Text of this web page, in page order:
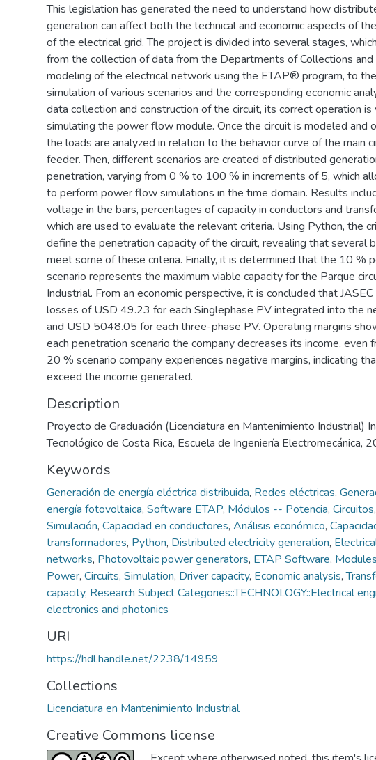
This legislation has generated the need to understand how
generation can affect both the technical and economic aspects of
of the electrical grid. The project is divided into several stages,
from the collection of data from the Departments of Collections and
modeling of the electrical network using the ETAP® program, to the
simulation of various scenarios and the corresponding economic
data collection and construction of the circuit, its correct operation
simulating the power flow module. Once the circuit is modeled and
the loads are analyzed in relation to the behavior curve of the main
feeder. Then, different scenarios are created of distributed
penetration, varying from 0 % to 100 % in increments of 5, which
to perform power flow simulations in the time domain. Results
voltage in the bars, percentages of capacity in conductors and
which are used to evaluate the relevant criteria. Using Python, the
define the penetration capacity of the circuit, revealing that several
meet some of these criteria. Finally, it is determined that the 10 %
scenario represents the maximum viable capacity for the Parque
Industrial. From an economic perspective, it is concluded that JASEC
losses of USD 49.23 for each Singlephase PV integrated into the
and USD 5048.05 for each three-phase PV. Operating margins
each penetration scenario the company decreases its income, even
20 % scenario company experiences negative margins, indicating
exceed the income generated.
Description
Proyecto de Graduación (Licenciatura en Mantenimiento Industrial)
Tecnológico de Costa Rica, Escuela de Ingeniería Electromecánica,
Keywords
Generación de energía eléctrica distribuida, Redes eléctricas,
energía fotovoltaica, Software ETAP, Módulos -- Potencia, Circuitos,
Simulación, Capacidad en conductores, Análisis económico,
transformadores, Python, Distributed electricity generation,
networks, Photovoltaic power generators, ETAP Software,
Power, Circuits, Simulation, Driver capacity, Economic analysis,
capacity, Research Subject Categories::TECHNOLOGY::Electrical
electronics and photonics
URI
https://hdl.handle.net/2238/14959
Collections
Licenciatura en Mantenimiento Industrial
Creative Commons license